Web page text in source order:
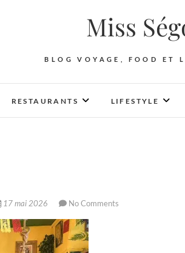
Miss
BLOG VOYAGE, FOOD ET
RESTAURANTS LIFESTYLE
17 mai 2026 No Comments